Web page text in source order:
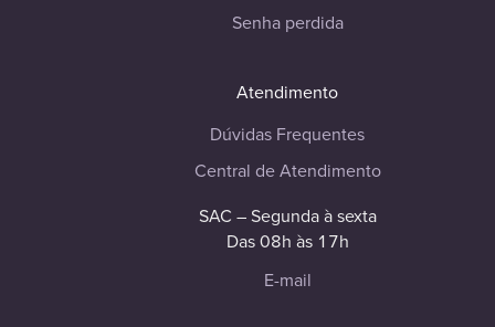
Senha perdida
Atendimento
Dúvidas Frequentes
Central de Atendimento
SAC – Segunda à sexta
Das 08h às 17h
E-mail